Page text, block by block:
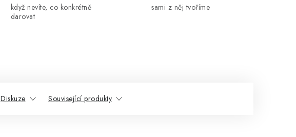
když nevíte, co konkrétně
darovat
sami z něj tvoříme
Diskuze Související produkty